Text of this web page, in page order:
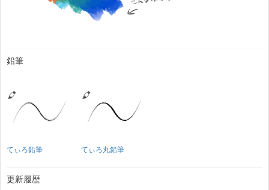
鉛筆
てぃろ鉛筆 てぃろ丸鉛筆
更新履歴